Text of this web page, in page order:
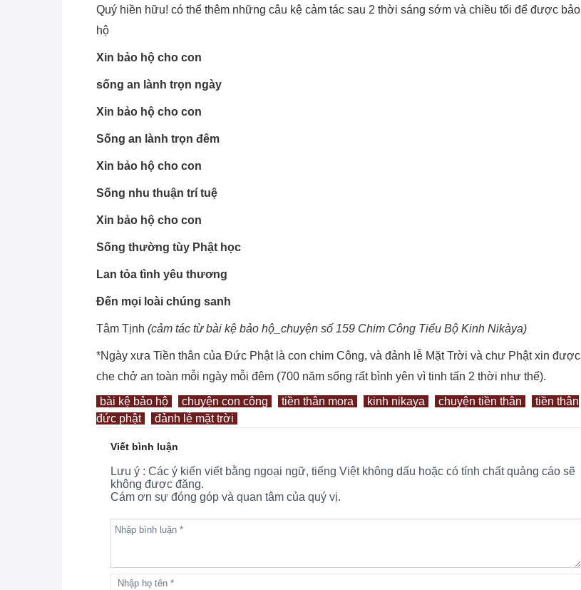
Quý hiền hữu! có thể thêm những câu kệ cảm tác sau 2 thời sáng sớm và chiều tối để được bảo
hộ
Xin bảo hộ cho con
sống an lành trọn ngày
Xin bảo hộ cho con
Sống an lành trọn đêm
Xin bảo hộ cho con
Sống nhu thuận trí tuệ
Xin bảo hộ cho con
Sống thường tùy Phật học
Lan tỏa tình yêu thương
Đến mọi loài chúng sanh
Tâm Tịnh (cảm tác từ bài kệ bảo hộ_chuyện số 159 Chim Công Tiểu Bộ Kinh Nikàya)
*Ngày xưa Tiền thân của Đức Phật là con chim Công, và đảnh lễ Mặt Trời và chư Phật xin được
che chở an toàn mỗi ngày mỗi đêm (700 năm sống rất bình yên vì tinh tấn 2 thời như thế).
bài kệ bảo hộ chuyện con công tiền thân mora kinh nikaya chuyện tiền thân
tiền thân
đức phật
đảnh lễ mặt trời
Viết bình luận
Lưu ý : Các ý kiến viết bằng ngoại ngữ, tiếng Việt không dấu hoặc có tính chất quảng cáo sẽ
không được đăng.
Cám ơn sự đóng góp và quan tâm của quý vị.